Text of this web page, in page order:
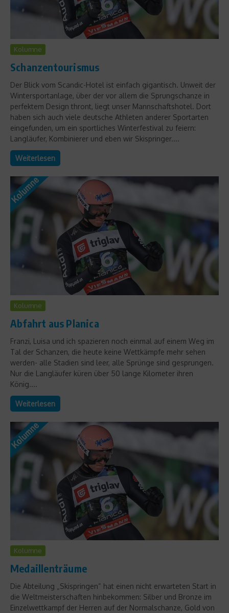
Kolumne
Schanzentourismus
Der Blick vom Scandic-Hotel ist einfach gigantisch. Unweit der
Wintersportanlage, über der vor allem die Sprungschanze in
perfektem Design thront, liegt unser Mannschaftshotel. Dort
haben sich auch viele deutsche Athleten anderer Sportarten
eingefunden, um ein sportliches Winterfestival zu feiern:
Langläufer, Kombinierer und eben wir Skispringer....
Weiterlesen
Kolumne
Abfahrt aus Planica
Franzi, Luisa und ich spazieren noch einmal auf einem Weg im
Tal der Schanzen, die heute keine Wettkämpfe mehr sehen
werden- alle Stadien sind leer, alle Sprünge sind gesprungen.
Nur die Langläufer küren über 50 lange Kilometer ihren
König....
Weiterlesen
Kolumne
Medaillenträume
Die Abteilung „Skispringen“ hat einen nicht erwarteten Start in
die Weltmeisterschaften hinbekommen: Silber und Bronze im
Einzelwettkampf der Herren auf der Normalschanze, Gold von